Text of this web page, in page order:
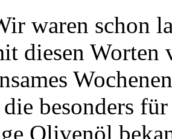
waren schon
diesen
die besonders
Olivenöl